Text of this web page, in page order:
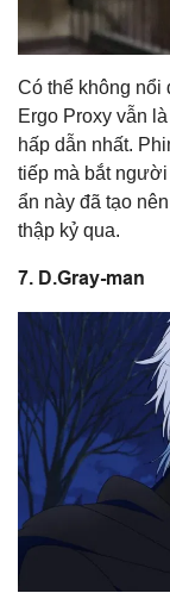
Có thể không nổi
Ergo Proxy vẫn
hấp dẫn nhất.
tiếp mà bắt
ẩn này đã tạo
thập kỷ qua.
7. D.Gray-man